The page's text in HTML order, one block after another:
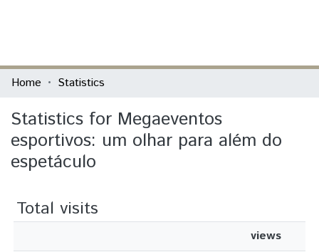
Communities & Collections
All of DSpace
Home Statistics
Statistics for Megaeventos
esportivos: um olhar para além do
espetáculo
Total visits
views